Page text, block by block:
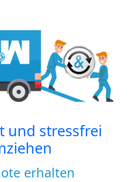
und stressfrei
erhalten